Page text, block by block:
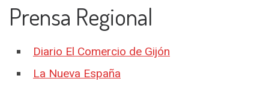
Prensa Regional
Diario El Comercio de Gijón
La Nueva España